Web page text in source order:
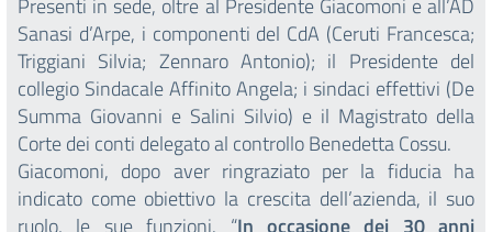
Presenti in sede, oltre al Presidente Giacomoni e all’AD
Sanasi d’Arpe, i componenti del CdA (Ceruti Francesca;
Triggiani Silvia; Zennaro Antonio); il Presidente del
collegio Sindacale Affinito Angela; i sindaci effettivi (De
Summa Giovanni e Salini Silvio) e il Magistrato della
Corte dei conti delegato al controllo Benedetta Cossu.
Giacomoni, dopo aver ringraziato per la fiducia ha
indicato come obiettivo la crescita dell’azienda, il suo
ruolo, le sue funzioni. “In occasione dei 30 anni